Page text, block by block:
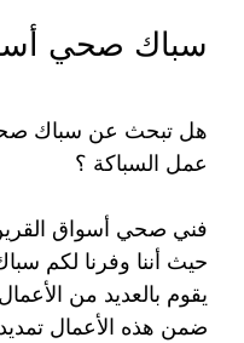
سباك صحي
هل تبحث عن سباك
عمل السباكة ؟
فني صحي أسواق
حيث أننا وفرنا لكم
يقوم بالعديد من
ضمن هذه الأعمال